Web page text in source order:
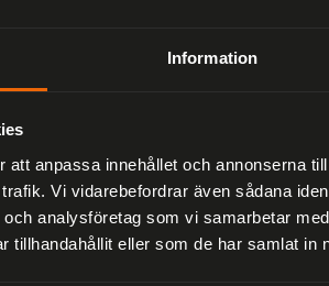
Information
att anpassa innehållet och annonserna
Vi vidarebefordrar även sådana
analysföretag som vi samarbetar
tillhandahållit eller som de har samlat in
Touring/
1-3 DAGAR LEVERANS